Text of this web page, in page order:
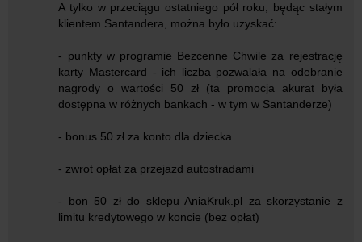
A tylko w przeciągu ostatniego pół roku, będąc stałym
klientem Santandera, można było uzyskać:
- punkty w programie Bezcenne Chwile za rejestrację
karty Mastercard - ich liczba pozwalała na odebranie
nagrody o wartości 50 zł (ta promocja akurat była
dostępna w różnych bankach - w tym w Santanderze)
- bonus 50 zł za konto dla dziecka
- zwrot opłat za przejazd autostradami
- bon 50 zł do sklepu AniaKruk.pl za skorzystanie z
limitu kredytowego w koncie (bez opłat)